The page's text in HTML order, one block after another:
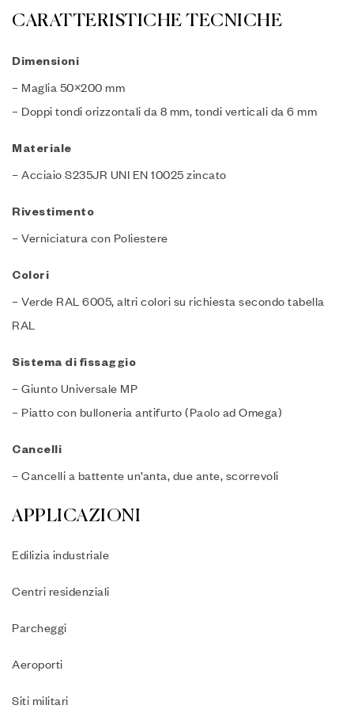
CARATTERISTICHE TECNICHE
Dimensioni
– Maglia 50×200 mm
– Doppi tondi orizzontali da 8 mm, tondi verticali da 6 mm
Materiale
– Acciaio S235JR UNI EN 10025 zincato
Rivestimento
– Verniciatura con Poliestere
Colori
– Verde RAL 6005, altri colori su richiesta secondo tabella
RAL
Sistema di fissaggio
– Giunto Universale MP
– Piatto con bulloneria antifurto (Paolo ad Omega)
Cancelli
– Cancelli a battente un’anta, due ante, scorrevoli
APPLICAZIONI
Edilizia industriale
Centri residenziali
Parcheggi
Aeroporti
Siti militari